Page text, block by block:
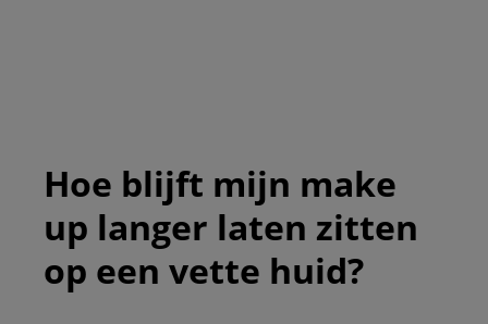
Hoe blijft mijn make
up langer laten zitten
op een vette huid?